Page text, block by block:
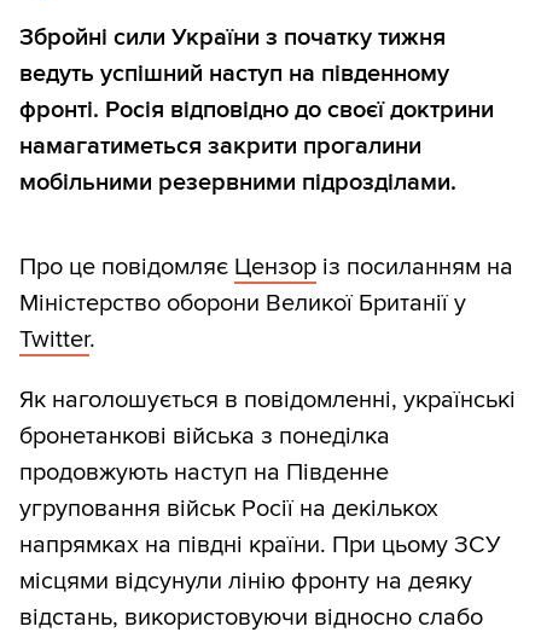
Збройні сили України з початку тижня
ведуть успішний наступ на південному
фронті. Росія відповідно до своєї доктрини
намагатиметься закрити прогалини
мобільними резервними підрозділами.
Про це повідомляє Цензор із посиланням на
Міністерство оборони Великої Британії у
Twitter.
Як наголошується в повідомленні, українські
бронетанкові війська з понеділка
продовжують наступ на Південне
угруповання військ Росії на декількох
напрямках на півдні країни. При цьому ЗСУ
місцями відсунули лінію фронту на деяку
відстань, використовуючи відносно слабо